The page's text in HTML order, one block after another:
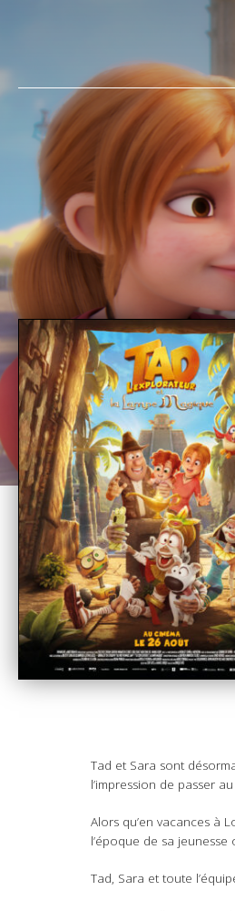
Tad et Sara sont
l’impression de passer
Alors qu’en vacances à
l’époque de sa
Tad, Sara et toute